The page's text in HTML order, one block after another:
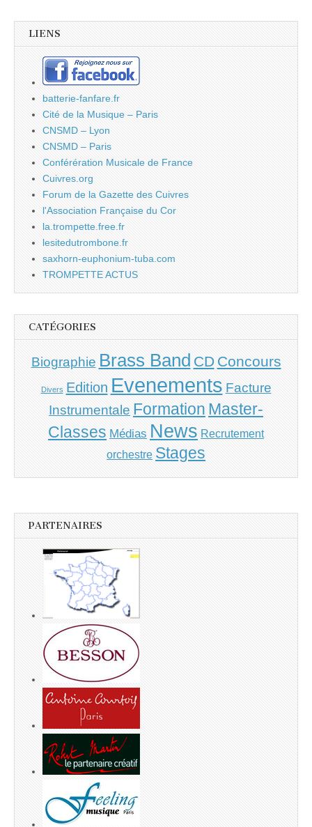
LIENS
batterie-fanfare.fr
Cité de la Musique – Paris
CNSMD – Lyon
CNSMD – Paris
Conférération Musicale de France
Cuivres.org
Forum de la Gazette des Cuivres
l'Association Française du Cor
la.trompette.free.fr
lesitedutrombone.fr
saxhorn-euphonium-tuba.com
TROMPETTE ACTUS
CATÉGORIES
Biographie Brass Band CD Concours
Divers Edition Evenements Facture
Instrumentale Formation Master-
Classes Médias News Recrutement
orchestre Stages
PARTENAIRES